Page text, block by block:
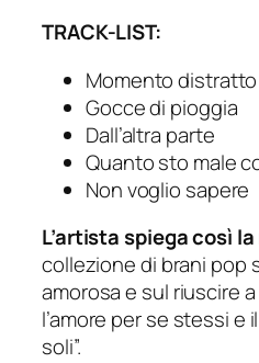
TRACK-LIST:
Momento distratto
Gocce di pioggia
Dall’altra parte
Quanto sto male
Non voglio sapere
L’artista spiega così
collezione di brani pop
amorosa e sul riuscire
l’amore per se stessi e
soli”.